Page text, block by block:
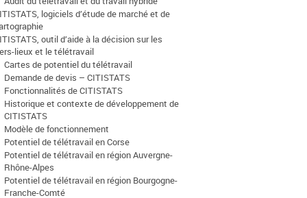
logiciels d’étude de marché et de
outil d’aide à la décision sur les
lieux et le télétravail
Cartes de potentiel du télétravail
Demande de devis – CITISTATS
Fonctionnalités de CITISTATS
Historique et contexte de développement de
CITISTATS
Modèle de fonctionnement
Potentiel de télétravail en Corse
Potentiel de télétravail en région Auvergne-
Rhône-Alpes
Potentiel de télétravail en région Bourgogne-
Franche-Comté